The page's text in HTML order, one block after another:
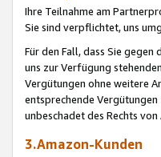
Ihre Teilnahme am
Sie sind verpflichtet, uns
Für den Fall, dass Sie
uns zur Verfügung
Vergütungen ohne weitere
entsprechende
unbeschadet des Rechts
3.Amazon-Kunden